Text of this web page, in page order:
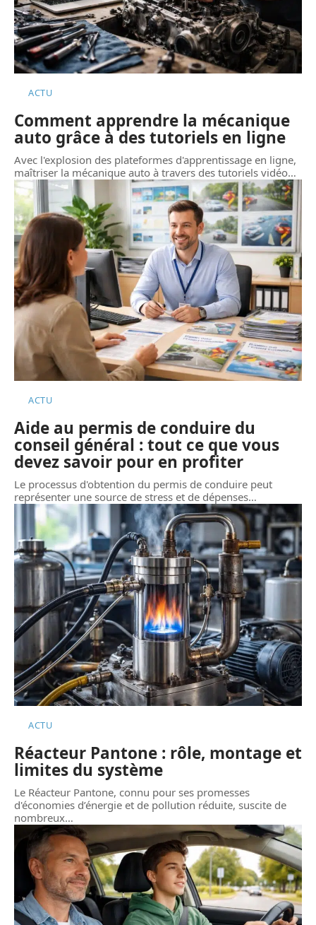
ACTU
Comment apprendre la mécanique
auto grâce à des tutoriels en ligne
Avec l'explosion des plateformes d'apprentissage en ligne,
maîtriser la mécanique auto à travers des tutoriels vidéo…
ACTU
Aide au permis de conduire du
conseil général : tout ce que vous
devez savoir pour en profiter
Le processus d'obtention du permis de conduire peut
représenter une source de stress et de dépenses…
ACTU
Réacteur Pantone : rôle, montage et
limites du système
Le Réacteur Pantone, connu pour ses promesses
d'économies d’énergie et de pollution réduite, suscite de
nombreux…